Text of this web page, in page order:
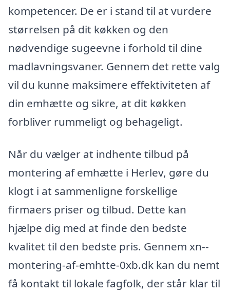
kompetencer. De er i stand til at vurdere
størrelsen på dit køkken og den
nødvendige sugeevne i forhold til dine
madlavningsvaner. Gennem det rette valg
vil du kunne maksimere effektiviteten af
din emhætte og sikre, at dit køkken
forbliver rummeligt og behageligt.
Når du vælger at indhente tilbud på
montering af emhætte i Herlev, gøre du
klogt i at sammenligne forskellige
firmaers priser og tilbud. Dette kan
hjælpe dig med at finde den bedste
kvalitet til den bedste pris. Gennem xn--
montering-af-emhtte-0xb.dk kan du nemt
få kontakt til lokale fagfolk, der står klar til